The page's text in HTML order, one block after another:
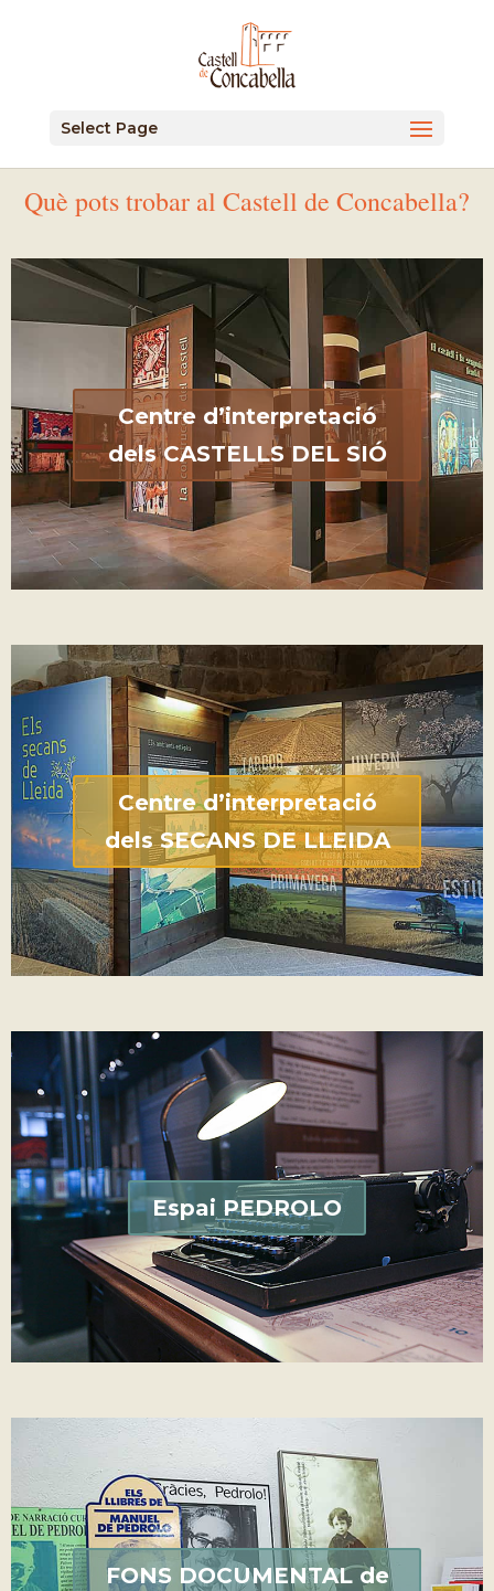
Select Page
Què pots trobar al Castell de Concabella?
Centre d’interpretació
dels CASTELLS DEL SIÓ
Centre d’interpretació
dels SECANS DE LLEIDA
Espai PEDROLO
FONS DOCUMENTAL de